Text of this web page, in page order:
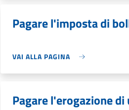
Pagare l'imposta di
VAI ALLA PAGINA
Pagare l'erogazione di